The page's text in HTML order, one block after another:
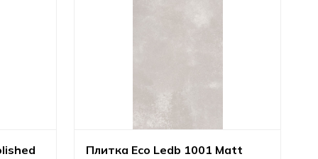
Плитка Eco Ledb 1001 Matt